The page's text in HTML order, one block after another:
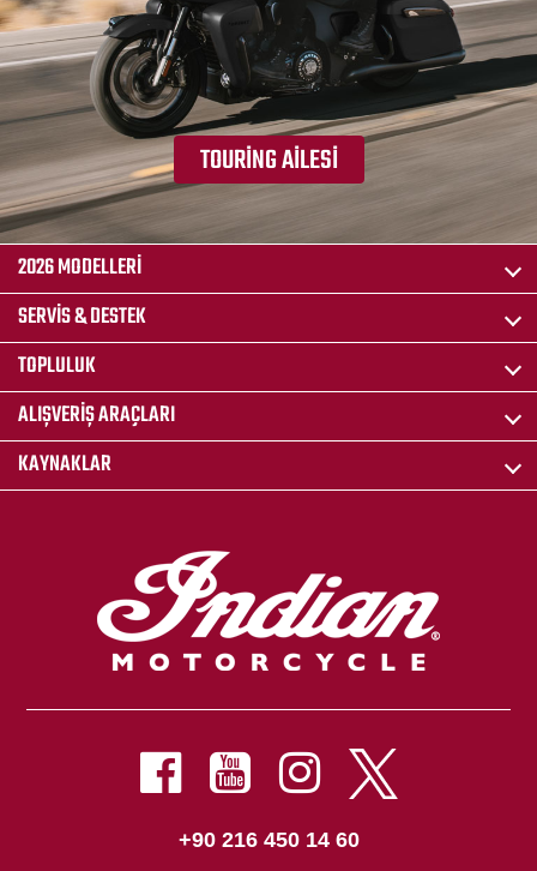
TOURING AILESI
2026 MODELLERI
SERVIS & DESTEK
TOPLULUK
ALIŞVERIŞ ARAÇLARI
KAYNAKLAR
+90 216 450 14 60